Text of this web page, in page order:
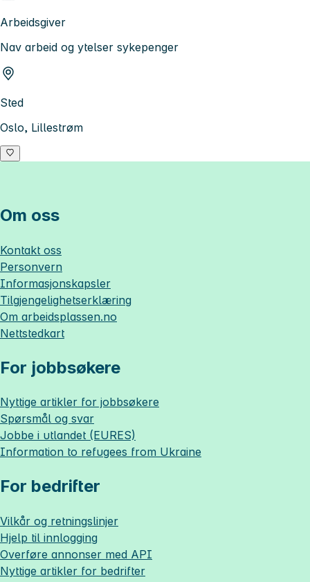
Arbeidsgiver
Nav arbeid og ytelser sykepenger
Sted
Oslo, Lillestrøm
Om oss
Kontakt oss
Personvern
Informasjonskapsler
Tilgjengelighetserklæring
Om arbeidsplassen.no
Nettstedkart
For jobbsøkere
Nyttige artikler for jobbsøkere
Spørsmål og svar
Jobbe i utlandet (EURES)
Information to refugees from Ukraine
For bedrifter
Vilkår og retningslinjer
Hjelp til innlogging
Overføre annonser med API
Nyttige artikler for bedrifter